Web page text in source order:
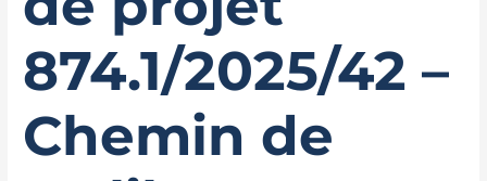
874.1/2025/42 –
Chemin de